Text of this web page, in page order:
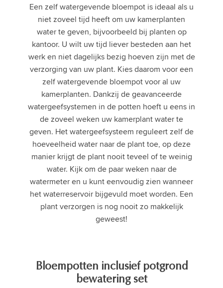
Een zelf watergevende bloempot is ideaal als u
niet zoveel tijd heeft om uw kamerplanten
water te geven, bijvoorbeeld bij planten op
kantoor. U wilt uw tijd liever besteden aan het
werk en niet dagelijks bezig hoeven zijn met de
verzorging van uw plant. Kies daarom voor een
zelf watergevende bloempot voor al uw
kamerplanten. Dankzij de geavanceerde
watergeefsystemen in de potten hoeft u eens in
de zoveel weken uw kamerplant water te
geven. Het watergeefsysteem reguleert zelf de
hoeveelheid water naar de plant toe, op deze
manier krijgt de plant nooit teveel of te weinig
water. Kijk om de paar weken naar de
watermeter en u kunt eenvoudig zien wanneer
het waterreservoir bijgevuld moet worden. Een
plant verzorgen is nog nooit zo makkelijk
geweest!
Bloempotten inclusief potgrond
bewatering set